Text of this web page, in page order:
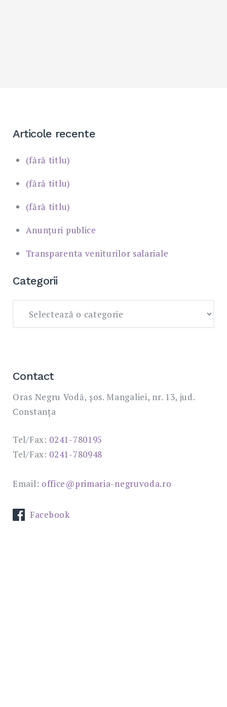
Articole recente
(fără titlu)
(fără titlu)
(fără titlu)
Anunțuri publice
Transparenta veniturilor salariale
Categorii
Contact
Oras Negru Vodă, șos. Mangaliei, nr. 13, jud.
Constanța
Tel/Fax: 0241-780195
Tel/Fax: 0241-780948
Email: office@primaria-negruvoda.ro
Facebook